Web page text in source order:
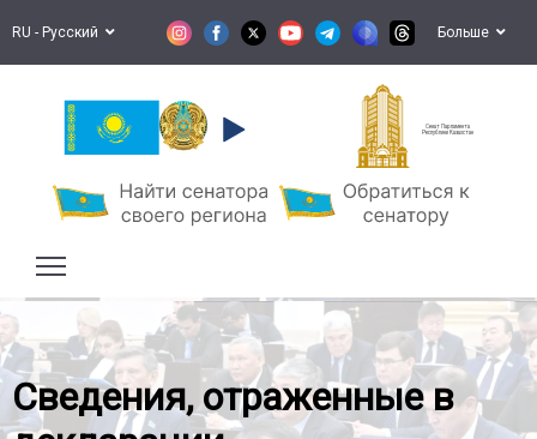
RU - Русский Больше
Сенат Парламента
Республики Казахстан
Сведения, отраженные в